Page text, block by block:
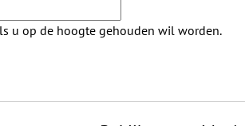
u op de hoogte gehouden wil worden.